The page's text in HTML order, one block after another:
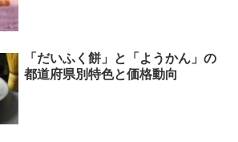
「だいふく餅」と「ようかん」の
都道府県別特色と価格動向